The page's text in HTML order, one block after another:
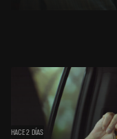
HACE 2 DÍAS